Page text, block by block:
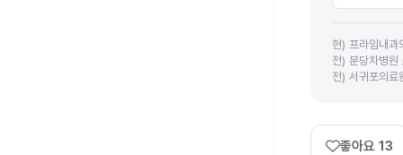
현) 프라임내과
전) 분당차병원
전) 서귀포의료
좋아요 13